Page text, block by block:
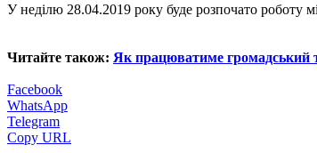
У неділю 28.04.2019 року буде розпочато роботу
Читайте також: Як працюватиме громадський
Facebook
WhatsApp
Telegram
Copy URL